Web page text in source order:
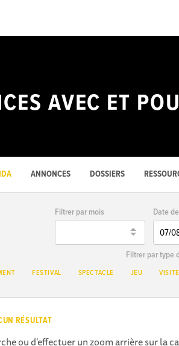
AVEC ET
ANNONCES DOSSIERS
Filtrer par mois Date
Filtrer par type
FESTIVAL SPECTACLE JEU
RÉSULTAT
ou d'effectuer un zoom arrière sur la